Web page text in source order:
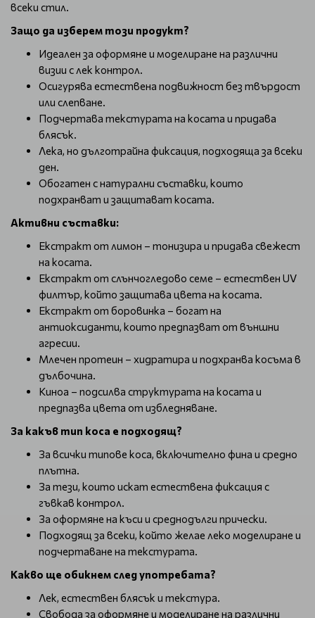
всеки стил.
Защо да изберем този продукт?
Идеален за оформяне и моделиране на различни
визии с лек контрол.
Осигурява естествена подвижност без твърдост
или слепване.
Подчертава текстурата на косата и придава
блясък.
Лека, но дълготрайна фиксация, подходяща за всеки
ден.
Обогатен с натурални съставки, които
подхранват и защитават косата.
Активни съставки:
Екстракт от лимон – тонизира и придава свежест
на косата.
Екстракт от слънчогледово семе – естествен UV
филтър, който защитава цвета на косата.
Екстракт от боровинка – богат на
антиоксиданти, които предпазват от външни
агресии.
Млечен протеин – хидратира и подхранва косъма в
дълбочина.
Киноа – подсилва структурата на косата и
предпазва цвета от избледняване.
За какъв тип коса е подходящ?
За всички типове коса, включително фина и средно
плътна.
За тези, които искат естествена фиксация с
гъвкав контрол.
За оформяне на къси и среднодълги прически.
Подходящ за всеки, който желае леко моделиране и
подчертаване на текстурата.
Какво ще обикнем след употребата?
Лек, естествен блясък и текстура.
Свобода за оформяне и моделиране на различни